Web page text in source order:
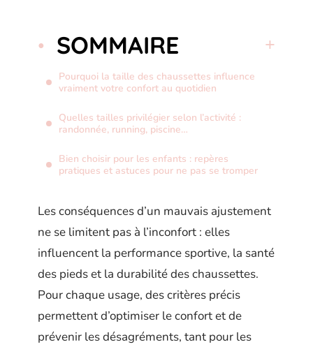
SOMMAIRE
Pourquoi la taille des chaussettes influence
vraiment votre confort au quotidien
Quelles tailles privilégier selon l’activité :
randonnée, running, piscine…
Bien choisir pour les enfants : repères
pratiques et astuces pour ne pas se tromper
Les conséquences d’un mauvais ajustement
ne se limitent pas à l’inconfort : elles
influencent la performance sportive, la santé
des pieds et la durabilité des chaussettes.
Pour chaque usage, des critères précis
permettent d’optimiser le confort et de
prévenir les désagréments, tant pour les